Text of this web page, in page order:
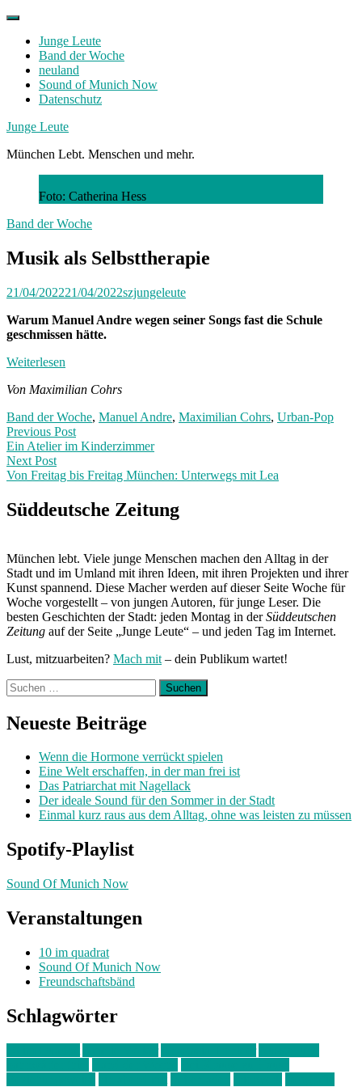
Skip
contentJunge Leute
Band der Woche
neuland
Sound of Munich Now
Datenschutz
Facebook
Twitter
Instagram
Junge Leute
München Lebt. Menschen und mehr.
Foto: Catherina Hess
Band der Woche
Musik als Selbsttherapie
21/04/202221/04/2022szjungeleute
Warum Manuel Andre wegen seiner Songs fast die Schule
geschmissen hätte.
Weiterlesen
Von Maximilian Cohrs
Band der Woche, Manuel Andre, Maximilian Cohrs, Urban-Pop
Post
navigation
Previous PostPrevious
post:
Ein Atelier im Kinderzimmer
Next Post
Von Freitag bis Freitag München: Unterwegs mit Lea
Post:
Süddeutsche Zeitung
München lebt. Viele junge Menschen machen den Alltag in der
Stadt und im Umland mit ihren Ideen, mit ihren Projekten und ihrer
Kunst spannend. Diese Macher werden auf dieser Seite Woche für
Woche vorgestellt – von jungen Autoren, für junge Leser. Die
besten Geschichten der Stadt: jeden Montag in derSüddeutschen
Zeitung auf der Seite „Junge Leute“ – und jeden Tag im Internet.
Lust, mitzuarbeiten? Mach mit – dein Publikum wartet!
Suchen
nach:
Neueste Beiträge
Wenn die Hormone verrückt spielen
Eine Welt erschaffen, in der man frei ist
Das Patriarchat mit Nagellack
Der ideale Sound für den Sommer in der Stadt
Einmal kurz raus aus dem Alltag, ohne was leisten zu müssen
Spotify-Playlist
Sound Of Munich Now
Veranstaltungen
10 im quadrat
Sound Of Munich Now
Freundschaftsbänd
Schlagwörter